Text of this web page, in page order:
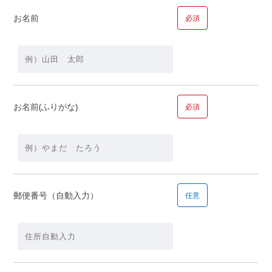
お名前 必須
お名前(ふりがな) 必須
郵便番号（自動入力） 任意
【資金】
頭金 万
毎月の返済の希望額